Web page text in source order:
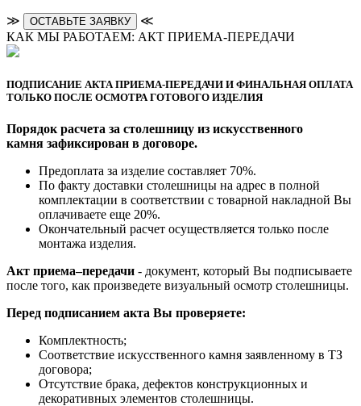
≫ ОСТАВЬТЕ ЗАЯВКУ
≪
КАК МЫ РАБОТАЕМ: АКТ ПРИЕМА-ПЕРЕДАЧИ
ПОДПИСАНИЕ АКТА ПРИЕМА-ПЕРЕДАЧИ И ФИНАЛЬНАЯ ОПЛАТА
ТОЛЬКО ПОСЛЕ ОСМОТРА ГОТОВОГО ИЗДЕЛИЯ
Порядок расчета за столешницу из искусственного
камня зафиксирован в договоре.
Предоплата за изделие составляет 70%.
По факту доставки столешницы на адрес в полной
комплектации в соответствии с товарной накладной Вы
оплачиваете еще 20%.
Окончательный расчет осуществляется только после
монтажа изделия.
Акт приема–передачи - документ, который Вы подписываете
после того, как произведете визуальный осмотр столешницы.
Перед подписанием акта Вы проверяете:
Комплектность;
Cоответствие искусственного камня заявленному в ТЗ
договора;
Отсутствие брака, дефектов конструкционных и
декоративных элементов столешницы.